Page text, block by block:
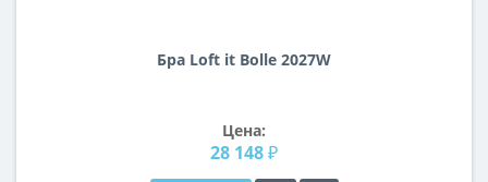
Бра Loft it Bolle 2027W
Цена:
28 148 ₽